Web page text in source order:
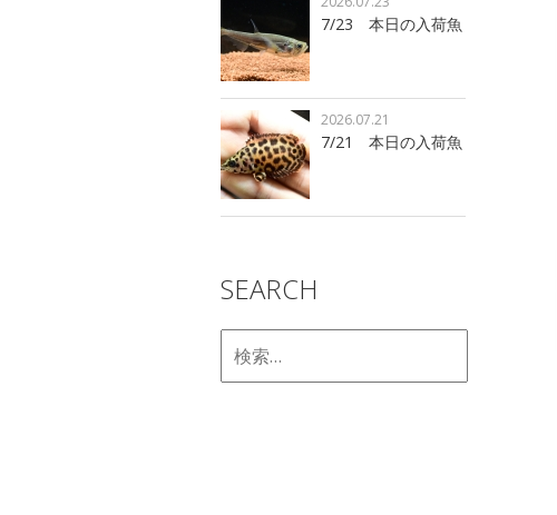
7/23 本日の入荷魚
7/21 本日の入荷魚
2026.07.21
SEARCH